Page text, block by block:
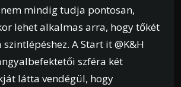
mindig tudja pontosan,
lehet alkalmas arra, hogy tőkét
A Start it @K&H
szféra két
látta vendégül, hogy